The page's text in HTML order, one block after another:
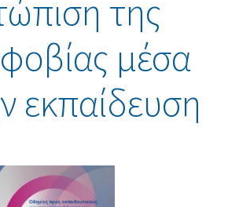
της
μέσα
εκπαίδευση